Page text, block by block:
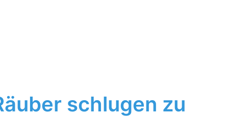
schlugen zu